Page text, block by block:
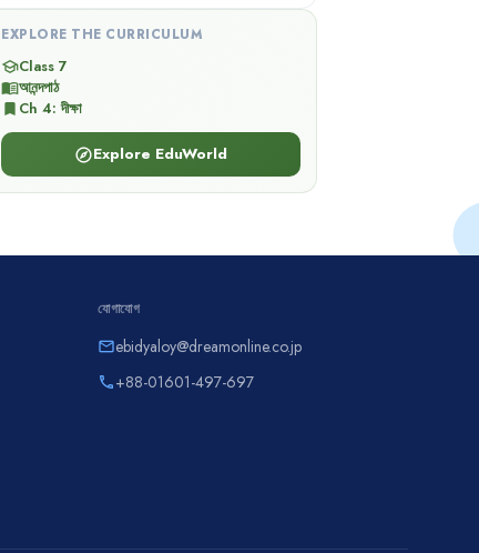
EXPLORE THE CURRICULUM
schoolClass 7
menu_bookআনন্দপাঠ
bookmark Ch 4:দীক্ষা
exploreExplore EduWorld
যোগাযোগ
emailebidyaloy@dreamonline.co.jp
phone+88-01601-497-697